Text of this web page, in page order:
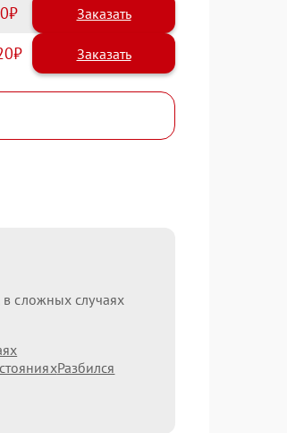
сложных случаях
Разбился